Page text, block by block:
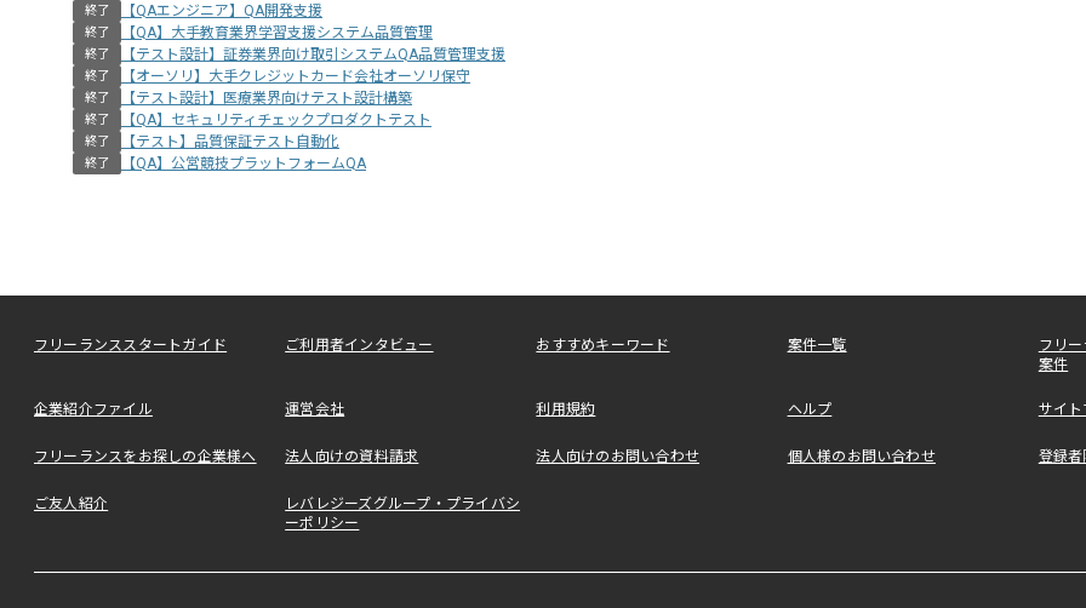
終了 【QAエンジニア】QA開発支援
終了 【QA】大手教育業界学習支援システム品質管理
終了 【テスト設計】証券業界向け取引システムQA品質管理支援
終了 【オーソリ】大手クレジットカード会社オーソリ保守
終了 【テスト設計】医療業界向けテスト設計構築
終了 【QA】セキュリティチェックプロダクトテスト
終了 【テスト】品質保証テスト自動化
終了 【QA】公営競技プラットフォームQA
フリーランススタートガイド ご利用者インタビュー おすすめキーワード 案件一覧
フリ
案件
企業紹介ファイル 運営会社 利用規約 ヘルプ サイ
フリーランスをお探しの企業様へ 法人向けの資料請求 法人向けのお問い合わせ 個人様のお問い合わせ 登録者
ご友人紹介
レバレジーズグループ・プライバシ
ーポリシー